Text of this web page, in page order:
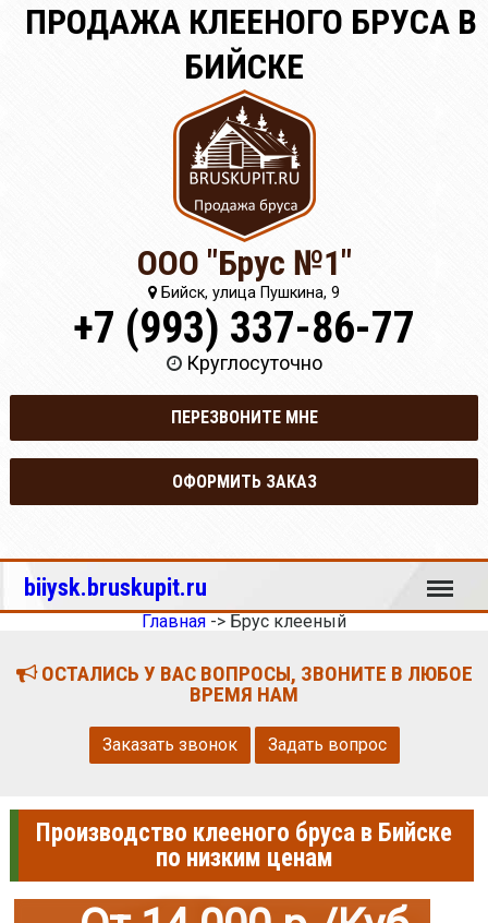
ПРОДАЖА КЛЕЕНОГО БРУСА В
БИЙСКЕ
ООО "Брус №1"
Бийск, улица Пушкина, 9
+7 (993) 337-86-77
Круглосуточно
ПЕРЕЗВОНИТЕ МНЕ
ОФОРМИТЬ ЗАКАЗ
biiysk.bruskupit.ru Меню
Главная -> Брус клееный
ОСТАЛИСЬ У ВАС ВОПРОСЫ, ЗВОНИТЕ В ЛЮБОЕ
ВРЕМЯ НАМ
Заказать звонок Задать вопрос
Производство клееного бруса в Бийске
по низким ценам